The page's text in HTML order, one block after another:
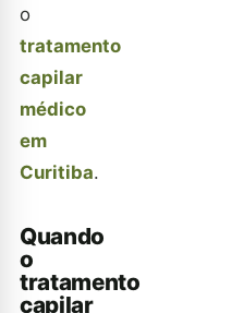
o
tratamento
capilar
médico
em
Curitiba.
Quando
o
tratamento
capilar